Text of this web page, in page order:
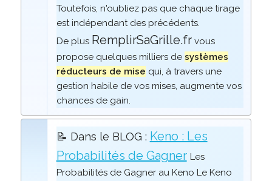
Toutefois, n'oubliez pas que chaque tirage
est indépendant des précédents.
De plus RemplirSaGrille.frvous
propose quelques milliers de systèmes
réducteurs de mise qui, à travers une
gestion habile de vos mises, augmente vos
chances de gain.
📝 Dans le BLOG : Keno : Les
Probabilités de Gagner Les
Probabilités de Gagner au Keno Le Keno